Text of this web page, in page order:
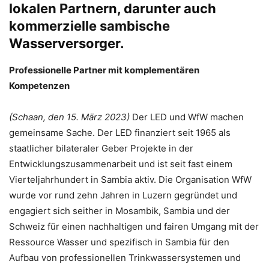
lokalen Partnern, darunter auch
kommerzielle sambische
Wasserversorger.
Professionelle Partner mit komplementären
Kompetenzen
(Schaan, den 15. März 2023) Der LED und WfW machen
gemeinsame Sache. Der LED finanziert seit 1965 als
staatlicher bilateraler Geber Projekte in der
Entwicklungszusammenarbeit und ist seit fast einem
Vierteljahrhundert in Sambia aktiv. Die Organisation WfW
wurde vor rund zehn Jahren in Luzern gegründet und
engagiert sich seither in Mosambik, Sambia und der
Schweiz für einen nachhaltigen und fairen Umgang mit der
Ressource Wasser und spezifisch in Sambia für den
Aufbau von professionellen Trinkwassersystemen und